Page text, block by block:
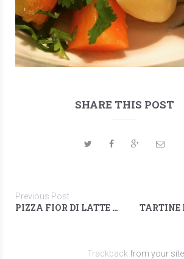
SHARE THIS POST
Previous Post
PIZZA FIOR DI LATTE & ANCHOIS
Trackback from your site.